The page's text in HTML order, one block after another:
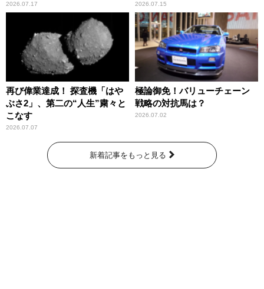
2026.07.17 2026.07.15
再び偉業達成！ 探査機「はや
ぶさ2」、第二の“人生”粛々と
こなす
2026.07.07
極論御免！バリューチェーン
戦略の対抗馬は？
2026.07.02
新着記事をもっと見る